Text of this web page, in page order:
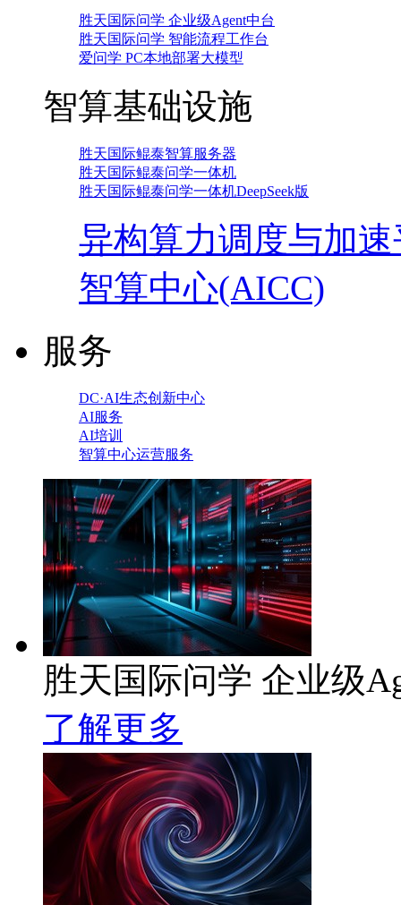
胜天国际问学 企业级Agent中台
胜天国际问学 智能流程工作台
爱问学 PC本地部署大模型
智算基础设施
胜天国际鲲泰智算服务器
胜天国际鲲泰问学一体机
胜天国际鲲泰问学一体机DeepSeek版
异构算力调度与加
智算中心(AICC)
服务
DC·AI生态创新中心
AI服务
AI培训
智算中心运营服务
胜天国际问学 企业级
了解更多